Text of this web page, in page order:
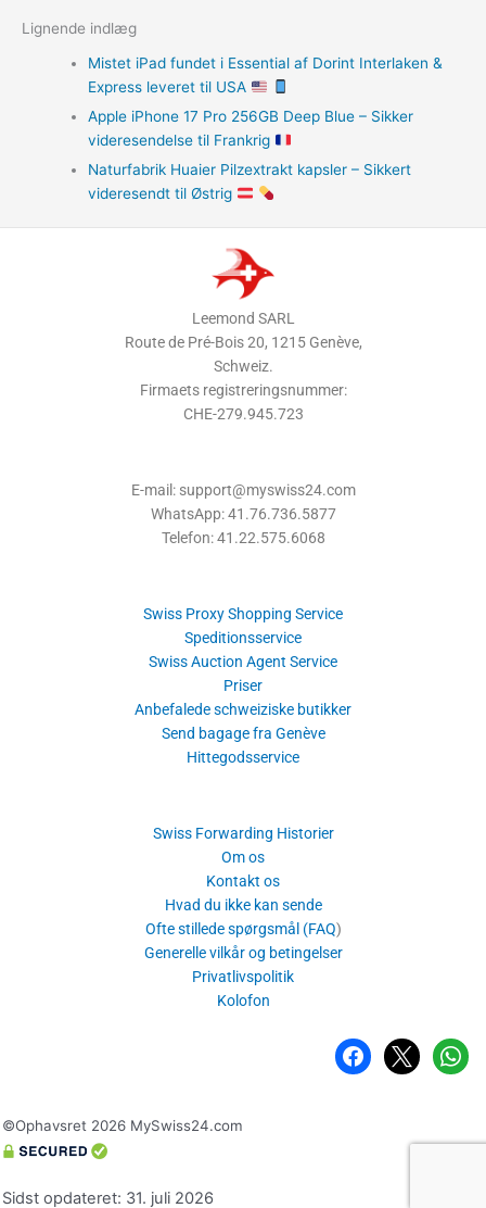
Lignende indlæg
Mistet iPad fundet i Essential af Dorint Interlaken &
Express leveret til USA
Apple iPhone 17 Pro 256GB Deep Blue – Sikker
videresendelse til Frankrig
Naturfabrik Huaier Pilzextrakt kapsler – Sikkert
videresendt til Østrig
Leemond SARL
Route de Pré-Bois 20, 1215 Genève,
Schweiz.
Firmaets registreringsnummer:
CHE-279.945.723
E-mail: support@myswiss24.com
WhatsApp: 41.76.736.5877
Telefon: 41.22.575.6068
Swiss Proxy Shopping Service
Speditionsservice
Swiss Auction Agent Service
Priser
Anbefalede schweiziske butikker
Send bagage fra Genève
Hittegodsservice
Swiss Forwarding Historier
Om os
Kontakt os
Hvad du ikke kan sende
Ofte stillede spørgsmål (FAQ)
Generelle vilkår og betingelser
Privatlivspolitik
Kolofon
Facebook
x
©Ophavsret 2026 MySwiss24.com
Sidst opdateret: 31. juli 2026